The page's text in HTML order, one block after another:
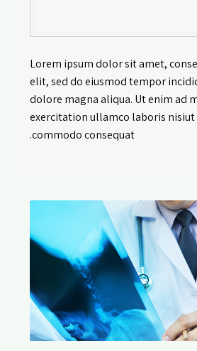
Lorem ipsum dolor sit amet,
elit, sed do eiusmod tempor
dolore magna aliqua. Ut enim ad
exercitation ullamco laboris nisiut
commodo consequat.